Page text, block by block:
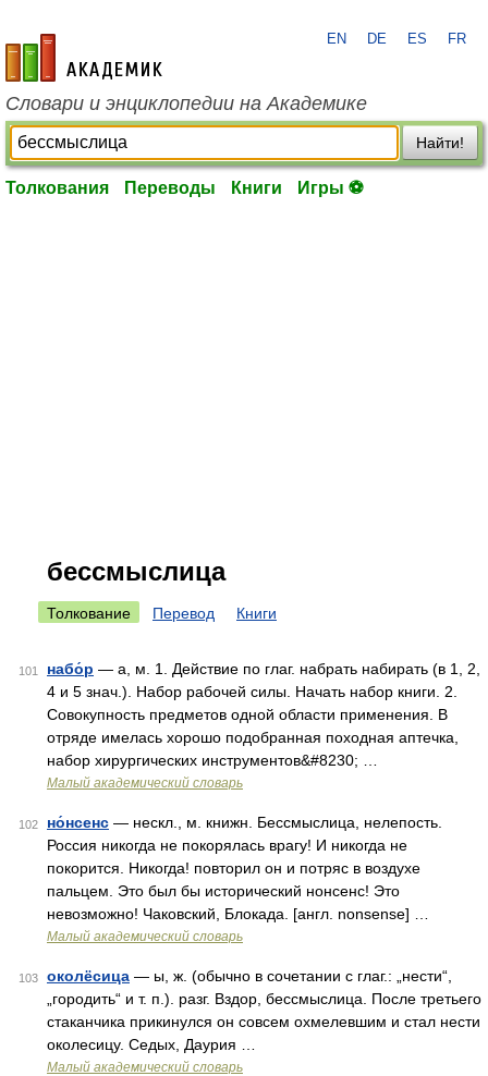
academic.ru
EN DE ES FR
Словари и энциклопедии на Академике
Найти!
Толкования Переводы Книги Игры ⚽
бессмыслица
Толкование Перевод Книги
101 набо́р — а, м. 1. Действие по глаг. набрать набирать (в 1, 2,
4 и 5 знач.). Набор рабочей силы. Начать набор книги. 2.
Совокупность предметов одной области применения. В
отряде имелась хорошо подобранная походная аптечка,
набор хирургических инструментов&#8230; …
Малый академический словарь
102 но́нсенс — нескл., м. книжн. Бессмыслица, нелепость.
Россия никогда не покорялась врагу! И никогда не
покорится. Никогда! повторил он и потряс в воздухе
пальцем. Это был бы исторический нонсенс! Это
невозможно! Чаковский, Блокада. [англ. nonsense] …
Малый академический словарь
103 околёсица — ы, ж. (обычно в сочетании с глаг.: „нести“,
„городить“ и т. п.). разг. Вздор, бессмыслица. После третьего
стаканчика прикинулся он совсем охмелевшим и стал нести
околесицу. Седых, Даурия …
Малый академический словарь